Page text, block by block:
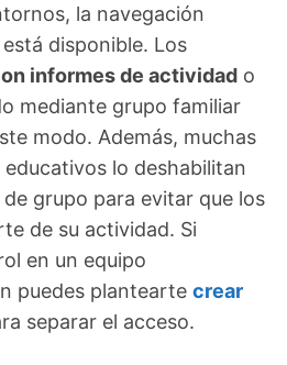
la navegación
disponible. Los
informes de actividad o
mediante grupo familiar
modo. Además, muchas
lo deshabilitan
grupo para evitar que los
de su actividad. Si
en un equipo
puedes plantearte crear
separar el acceso.